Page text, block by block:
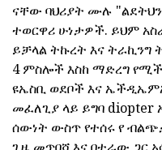
ናቸው ባህሪያት ሙሉ
ተወርዋሪ ሁነታዎች. ይህም
ይቻላል ትኩረት እና ትራኪንግ
4 ምስሎች እስከ ማድረግ
ዩኤስቢ ወደቦች እና
መፈለጊያ ላይ ይግባ diopter
ሰውነት ውስጥ የተሰሩ የ